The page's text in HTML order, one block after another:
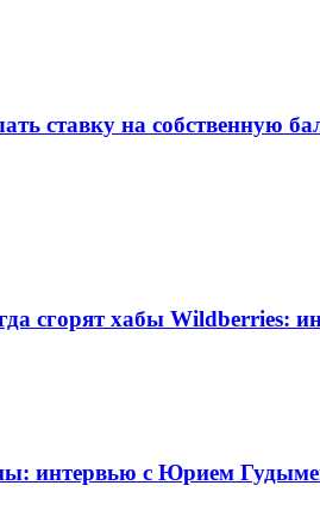
ставку на собственную
сгорят хабы Wildberries:
интервью с Юрием